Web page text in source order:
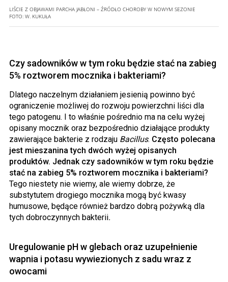
LIŚCIE Z OBJAWAMI PARCHA JABŁONI – ŹRÓDŁO CHOROBY W NOWYM SEZONIE
FOTO: W. KUKUŁA
Czy sadowników w tym roku będzie stać na zabieg
5% roztworem mocznika i bakteriami?
Dlatego naczelnym działaniem jesienią powinno być
ograniczenie możliwej do rozwoju powierzchni liści dla
tego patogenu. I to właśnie pośrednio ma na celu wyżej
opisany mocznik oraz bezpośrednio działające produkty
zawierające bakterie z rodzaju Bacillus. Często polecana
jest mieszanina tych dwóch wyżej opisanych
produktów. Jednak czy sadowników w tym roku będzie
stać na zabieg 5% roztworem mocznika i bakteriami?
Tego niestety nie wiemy, ale wiemy dobrze, że
substytutem drogiego mocznika mogą być kwasy
humusowe, będące również bardzo dobrą pożywką dla
tych dobroczynnych bakterii.
Uregulowanie pH w glebach oraz uzupełnienie
wapnia i potasu wywiezionych z sadu wraz z
owocami